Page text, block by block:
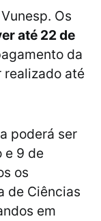
Os
até 22 de
da
realizado até
poderá ser
e 9 de
os
de Ciências
em